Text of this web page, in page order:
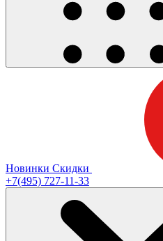
Новинки Скидки
+7(495) 727-11-33